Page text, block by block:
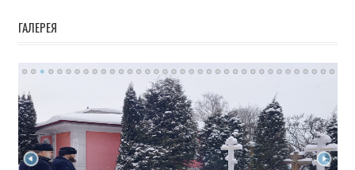
ГАЛЕРЕЯ